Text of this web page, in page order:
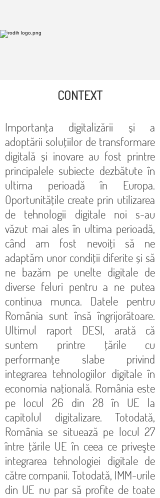
CONTEXT
Importanța digitalizării și a
adoptării soluțiilor de transformare
digitală și inovare au fost printre
principalele subiecte dezbătute în
ultima perioadă în Europa.
Oportunitățile create prin utilizarea
de tehnologii digitale noi s-au
văzut mai ales în ultima perioadă,
când am fost nevoiți să ne
adaptăm unor condiții diferite și să
ne bazăm pe unelte digitale de
diverse feluri pentru a ne putea
continua munca. Datele pentru
România sunt însă îngrijorătoare.
Ultimul raport DESI, arată că
suntem printre țările cu
performanțe slabe privind
integrarea tehnologiilor digitale în
economia națională. România este
pe locul 26 din 28 în UE la
capitolul digitalizare. Totodată,
România se situează pe locul 27
între ţările UE în ceea ce priveşte
integrarea tehnologiei digitale de
către companii. Totodată, IMM-urile
din UE nu par să profite de toate